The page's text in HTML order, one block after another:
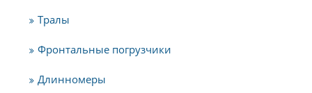
Тралы
Фронтальные погрузчики
Длинномеры